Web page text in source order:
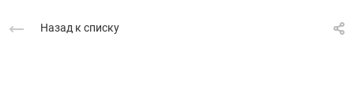
Назад к списку